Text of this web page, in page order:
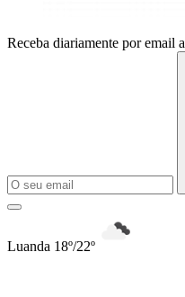
Receba diariamente por email
Luanda 18º/22º